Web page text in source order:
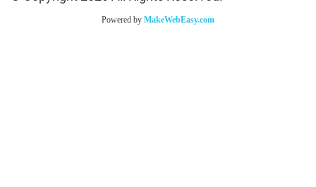
Powered by MakeWebEasy.com